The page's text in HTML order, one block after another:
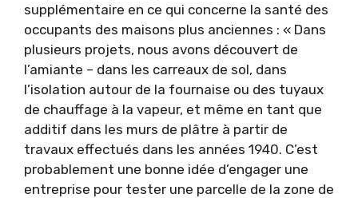
supplémentaire en ce qui concerne la santé des
occupants des maisons plus anciennes : « Dans
plusieurs projets, nous avons découvert de
l’amiante – dans les carreaux de sol, dans
l’isolation autour de la fournaise ou des tuyaux
de chauffage à la vapeur, et même en tant que
additif dans les murs de plâtre à partir de
travaux effectués dans les années 1940. C’est
probablement une bonne idée d’engager une
entreprise pour tester une parcelle de la zone de